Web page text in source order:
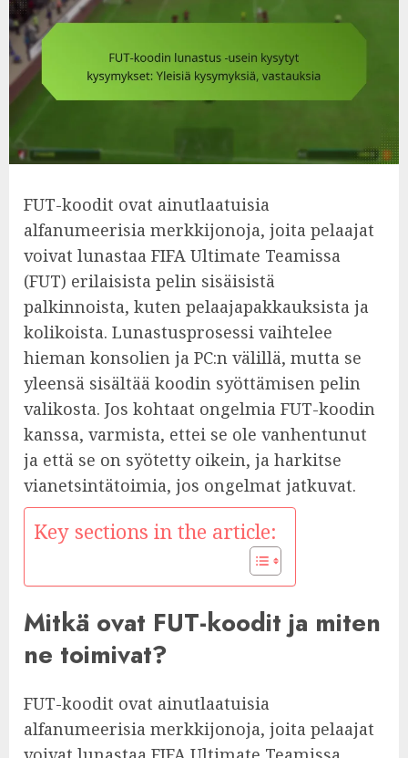
FUT-koodit ovat ainutlaatuisia
alfanumeerisia merkkijonoja, joita pelaajat
voivat lunastaa FIFA Ultimate Teamissa
(FUT) erilaisista pelin sisäisistä
palkinnoista, kuten pelaajapakkauksista ja
kolikoista. Lunastusprosessi vaihtelee
hieman konsolien ja PC:n välillä, mutta se
yleensä sisältää koodin syöttämisen pelin
valikosta. Jos kohtaat ongelmia FUT-koodin
kanssa, varmista, ettei se ole vanhentunut
ja että se on syötetty oikein, ja harkitse
vianetsintätoimia, jos ongelmat jatkuvat.
Key sections in the article:
Mitkä ovat FUT-koodit ja miten
ne toimivat?
FUT-koodit ovat ainutlaatuisia
alfanumeerisia merkkijonoja, joita pelaajat